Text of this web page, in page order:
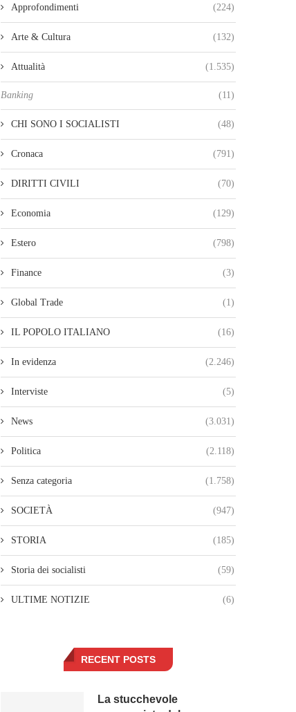
Approfondimenti (224)
Arte & Cultura (132)
Attualità (1.535)
Banking (11)
CHI SONO I SOCIALISTI (48)
Cronaca (791)
DIRITTI CIVILI (70)
Economia (129)
Estero (798)
Finance (3)
Global Trade (1)
IL POPOLO ITALIANO (16)
In evidenza (2.246)
Interviste (5)
News (3.031)
Politica (2.118)
Senza categoria (1.758)
SOCIETÀ (947)
STORIA (185)
Storia dei socialisti (59)
ULTIME NOTIZIE (6)
RECENT POSTS
La stucchevole